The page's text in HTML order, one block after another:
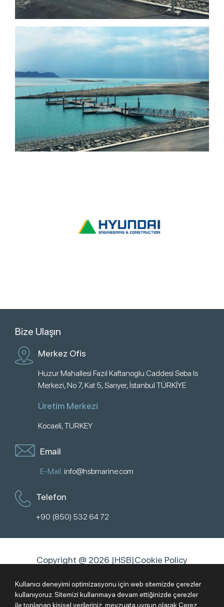
Bize Ulaşın
Merkez Ofis
Huzur Mahallesi Fazıl Kaftanoglu Caddesi Seba Is
Merkezi, No 7, Kat 5, Sarıyer, İstanbul TÜRKİYE
Üretim Merkezi
Kocaeli, TURKEY
Email
E-Mail :info@hsbmarine.com
Telefon
+90 (850) 532 64 72
Copyright @ 2026 |HSB|Cookie Policy
EN ES TR AR
Kullanıcı deneyimi optimizasyonu için web sitemizde çerezler
kullanıyoruz. Sitemizi kullanmaya devam ettiğinizde çerezler
ile toplanan kişisel verileriniz, mevzuata uygun olarakÇerez